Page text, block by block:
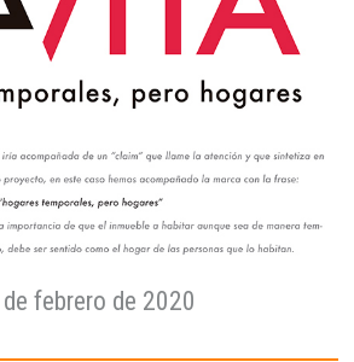
febrero de 2020